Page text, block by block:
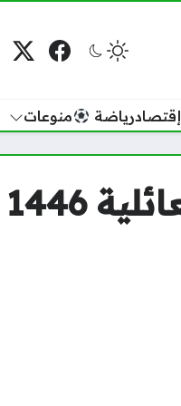
فيسبوك
إقتصادرياضة منوعات